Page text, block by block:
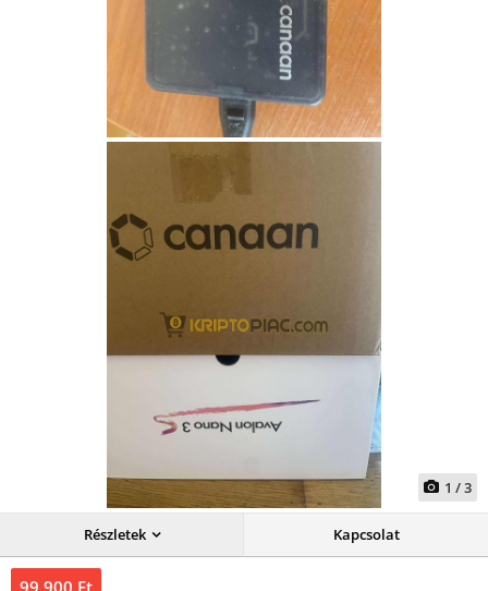
1 /3
Részletek Kapcsolat
99 900 Ft